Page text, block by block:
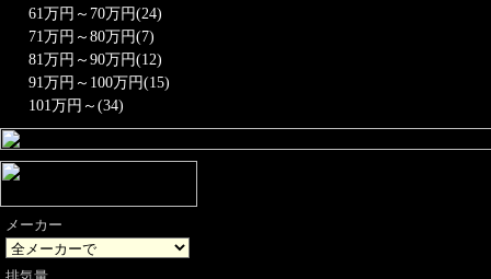
61万円～70万円(24)
71万円～80万円(7)
81万円～90万円(12)
91万円～100万円(15)
101万円～(34)
メーカー